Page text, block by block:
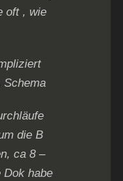
oft , wie
Schema
die B
ca 8 –
Dok habe